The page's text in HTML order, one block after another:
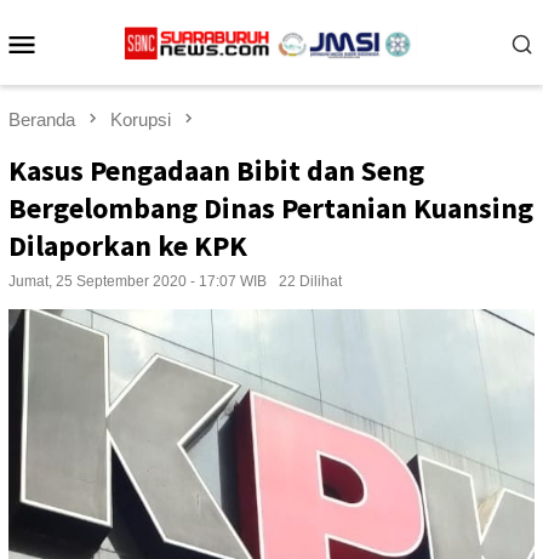
ke
Beranda Korupsi
Kasus Pengadaan Bibit dan Seng
Bergelombang Dinas Pertanian Kuansing
Dilaporkan ke KPK
Jumat, 25 September 2020 - 17:07 WIB 22 Dilihat